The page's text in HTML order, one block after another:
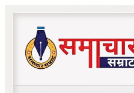
Skip
content
25 वर्षों से